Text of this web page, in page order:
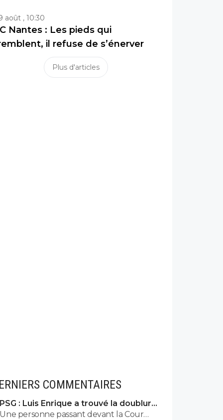
août , 10:30
Nantes : Les pieds qui
il refuse de s’énerver
Plus d'articles
COMMENTAIRES
PSG : Luis Enrique a trouvé la doublure
d'Hakimi
Une personne passant devant la Cour